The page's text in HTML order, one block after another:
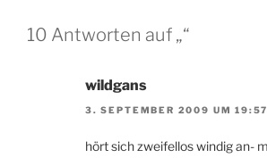
10 Antworten auf „“
wildgans
3. SEPTEMBER 2009 UM 19:57
hört sich zweifellos windig an-